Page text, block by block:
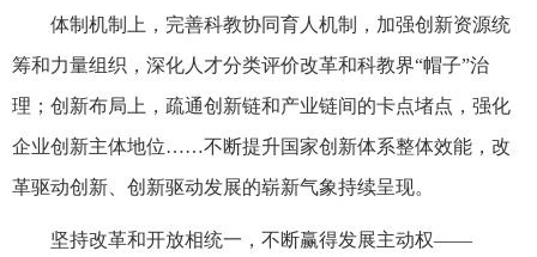
体制机制上，完善科教协同育人机制，加强创新资源统
筹和力量组织，深化人才分类评价改革和科教界“帽子”治
理；创新布局上，疏通创新链和产业链间的卡点堵点，强化
企业创新主体地位……不断提升国家创新体系整体效能，改
革驱动创新、创新驱动发展的崭新气象持续呈现。
坚持改革和开放相统一，不断赢得发展主动权——